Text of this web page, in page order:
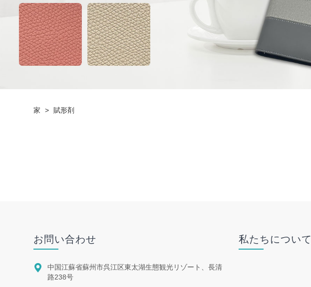
家 > 賦形剤
お問い合わせ

中国江蘇省蘇州市呉江区東太湖生態観光リゾート、長清
路238号
私たちについて